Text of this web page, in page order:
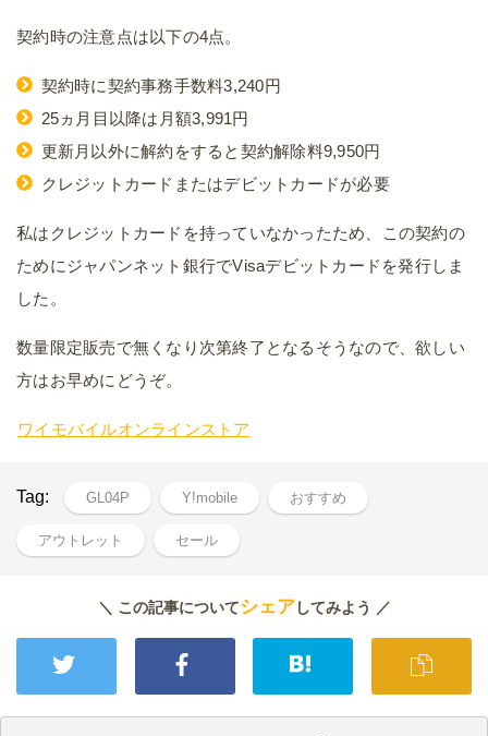
契約時の注意点は以下の4点。
契約時に契約事務手数料3,240円
25ヵ月目以降は月額3,991円
更新月以外に解約をすると契約解除料9,950円
クレジットカードまたはデビットカードが必要
私はクレジットカードを持っていなかったため、この契約の
ためにジャパンネット銀行でVisaデビットカードを発行しま
した。
数量限定販売で無くなり次第終了となるそうなので、欲しい
方はお早めにどうぞ。
ワイモバイルオンラインストア
Tag: GL04P Y!mobile おすすめ
アウトレット セール
＼ この記事についてシェアしてみよう ／